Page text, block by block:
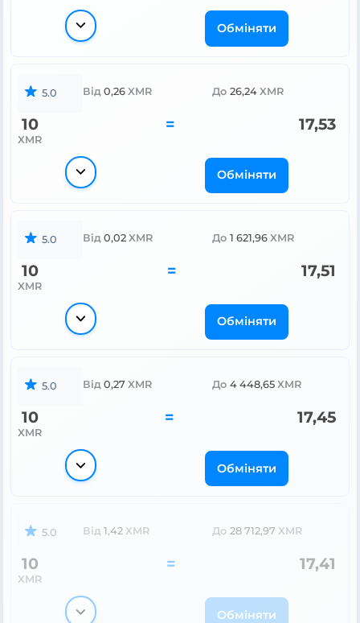
Обміняти
5.0 Від 0,26 XMR До 26,24 XMR
10
XMR
= 17,53
Обміняти
5.0 Від 0,02 XMR До 1 621,96 XMR
10
XMR
= 17,51
Обміняти
5.0 Від 0,27 XMR До 4 448,65 XMR
10
XMR
= 17,45
Обміняти
5.0 Від 1,42 XMR До 28 712,97 XMR
10
XMR
= 17,41
Обміняти